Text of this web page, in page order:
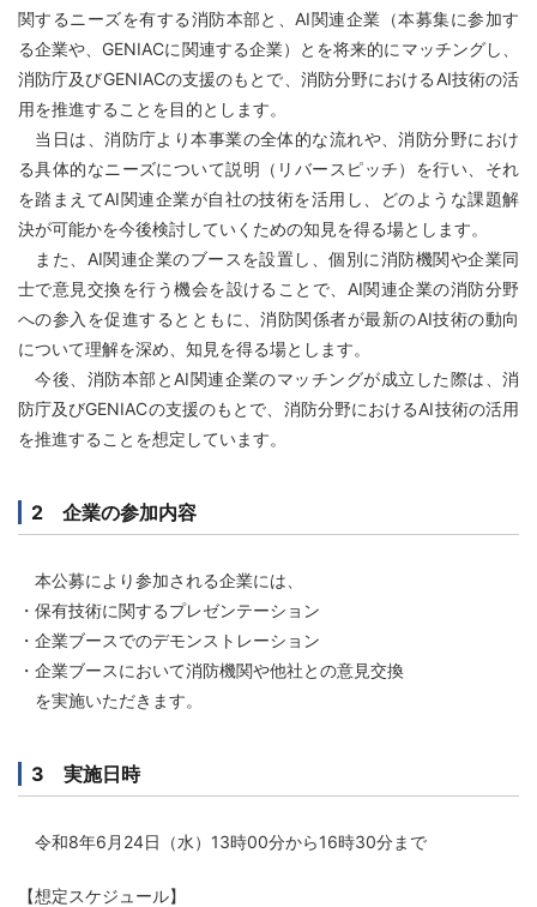
関するニーズを有する消防本部と、AI関連企業（本募集に参加す
る企業や、GENIACに関連する企業）とを将来的にマッチングし、
消防庁及びGENIACの支援のもとで、消防分野におけるAI技術の活
用を推進することを目的とします。
当日は、消防庁より本事業の全体的な流れや、消防分野におけ
る具体的なニーズについて説明（リバースピッチ）を行い、それ
を踏まえてAI関連企業が自社の技術を活用し、どのような課題解
決が可能かを今後検討していくための知見を得る場とします。
また、AI関連企業のブースを設置し、個別に消防機関や企業同
士で意見交換を行う機会を設けることで、AI関連企業の消防分野
への参入を促進するとともに、消防関係者が最新のAI技術の動向
について理解を深め、知見を得る場とします。
今後、消防本部とAI関連企業のマッチングが成立した際は、消
防庁及びGENIACの支援のもとで、消防分野におけるAI技術の活用
を推進することを想定しています。
2 企業の参加内容
本公募により参加される企業には、
・保有技術に関するプレゼンテーション
・企業ブースでのデモンストレーション
・企業ブースにおいて消防機関や他社との意見交換
を実施いただきます。
3 実施日時
令和8年6月24日（水）13時00分から16時30分まで
【想定スケジュール】